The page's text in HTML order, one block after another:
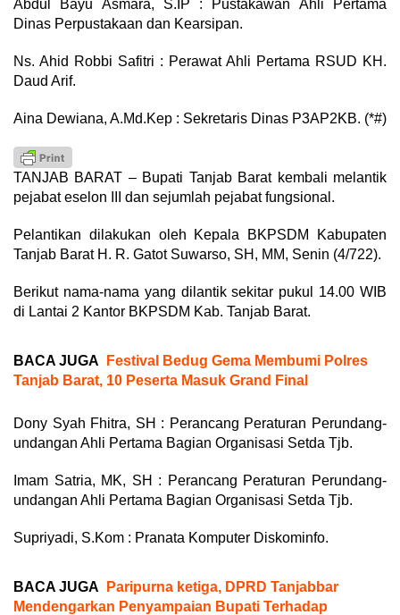
Abdul Bayu Asmara, S.IP : Pustakawan Ahli Pertama
Dinas Perpustakaan dan Kearsipan.
Ns. Ahid Robbi Safitri : Perawat Ahli Pertama RSUD KH.
Daud Arif.
Aina Dewiana, A.Md.Kep : Sekretaris Dinas P3AP2KB. (*#)
TANJAB BARAT – Bupati Tanjab Barat kembali melantik
pejabat eselon III dan sejumlah pejabat fungsional.
Pelantikan dilakukan oleh Kepala BKPSDM Kabupaten
Tanjab Barat H. R. Gatot Suwarso, SH, MM, Senin (4/722).
Berikut nama-nama yang dilantik sekitar pukul 14.00 WIB
di Lantai 2 Kantor BKPSDM Kab. Tanjab Barat.
BACA JUGA
Festival Bedug Gema Membumi Polres
Tanjab Barat, 10 Peserta Masuk Grand Final
Dony Syah Fhitra, SH : Perancang Peraturan Perundang-
undangan Ahli Pertama Bagian Organisasi Setda Tjb.
Imam Satria, MK, SH : Perancang Peraturan Perundang-
undangan Ahli Pertama Bagian Organisasi Setda Tjb.
Supriyadi, S.Kom : Pranata Komputer Diskominfo.
BACA JUGA
Paripurna ketiga, DPRD Tanjabbar
Mendengarkan Penyampaian Bupati Terhadap